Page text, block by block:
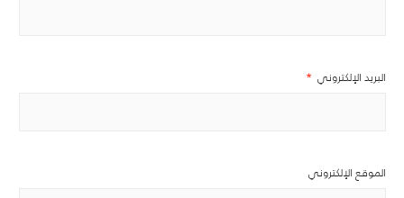
البريد الإلكتروني *
الموقع الإلكتروني